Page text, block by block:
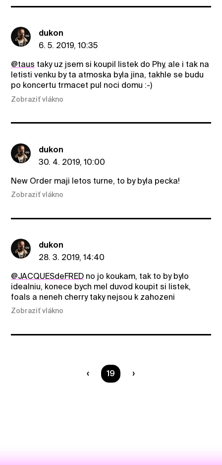
dukon
6. 5. 2019, 10:35
@taus taky uz jsem si koupil listek do Phy, ale i tak na
letisti venku by ta atmoska byla jina, takhle se budu
po koncertu trmacet pul noci domu :-)
Zobraziť vlákno
dukon
30. 4. 2019, 10:00
New Order maji letos turne, to by byla pecka!
Zobraziť vlákno
dukon
28. 3. 2019, 14:40
@JACQUESdeFRED no jo koukam, tak to by bylo
idealniu, konece bych mel duvod koupit si listek,
foals a neneh cherry taky nejsou k zahozeni
Zobraziť vlákno
Ste na strane
19